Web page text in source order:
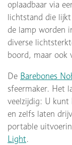
oplaadbaar via
lichtstand die
de lamp worden
diverse
boord, maar ook
De Barebones
sfeermaker. Het
veelzijdig: U kunt
en zelfs laten
portable
Light.